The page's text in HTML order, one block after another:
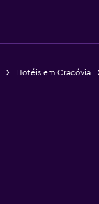
Hotéis em Cracóvia